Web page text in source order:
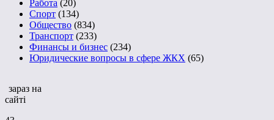
Работа (20)
Спорт (134)
Общество (834)
Транспорт (233)
Финансы и бизнес (234)
Юридические вопросы в сфере ЖКХ (65)
зараз на
сайті